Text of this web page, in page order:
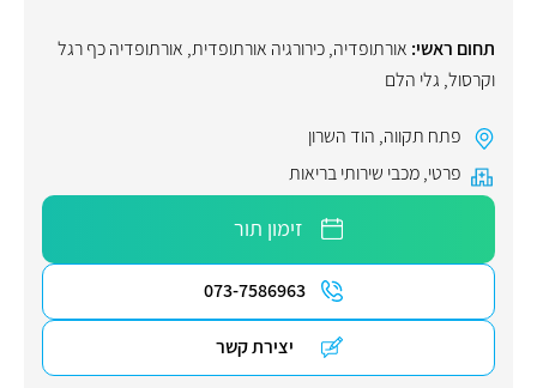
תחום ראשי: אורתופדיה,כירורגיה אורתופדית, אורתופדיה כף רגל
וקרסול, גלי הלם
פתח תקווה, הוד השרון
פרטי,מכבי שירותי בריאות
זימון תור
073-7586963
יצירת קשר